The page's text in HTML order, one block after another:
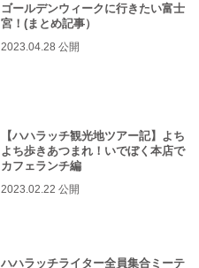
ゴールデンウィークに行きたい富士
宮！(まとめ記事）
2023.04.28 公開
【ハハラッチ観光地ツアー記】よち
よち歩きあつまれ！いでぼく本店で
カフェランチ編
2023.02.22 公開
ハハラッチライター全員集合ミーテ